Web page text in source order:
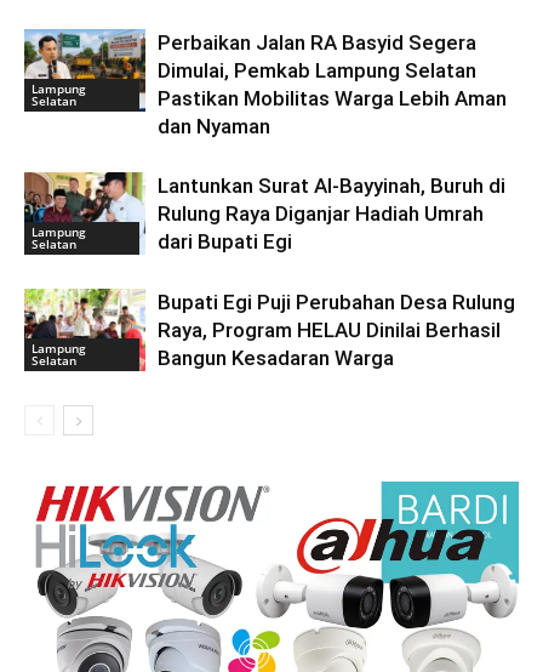
Lampung
Selatan
Perbaikan Jalan RA Basyid Segera
Dimulai, Pemkab Lampung Selatan
Pastikan Mobilitas Warga Lebih Aman
dan Nyaman
Lampung
Selatan
Lantunkan Surat Al-Bayyinah, Buruh di
Rulung Raya Diganjar Hadiah Umrah
dari Bupati Egi
Lampung
Selatan
Bupati Egi Puji Perubahan Desa Rulung
Raya, Program HELAU Dinilai Berhasil
Bangun Kesadaran Warga